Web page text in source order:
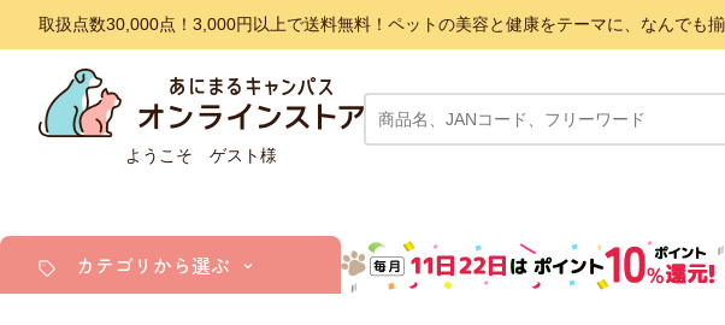
取扱点数30,000点！3,000円以上で送料無料！ペットの美容と健康をテーマに、なんでも
ようこそ ゲスト様
カテゴリから選ぶ